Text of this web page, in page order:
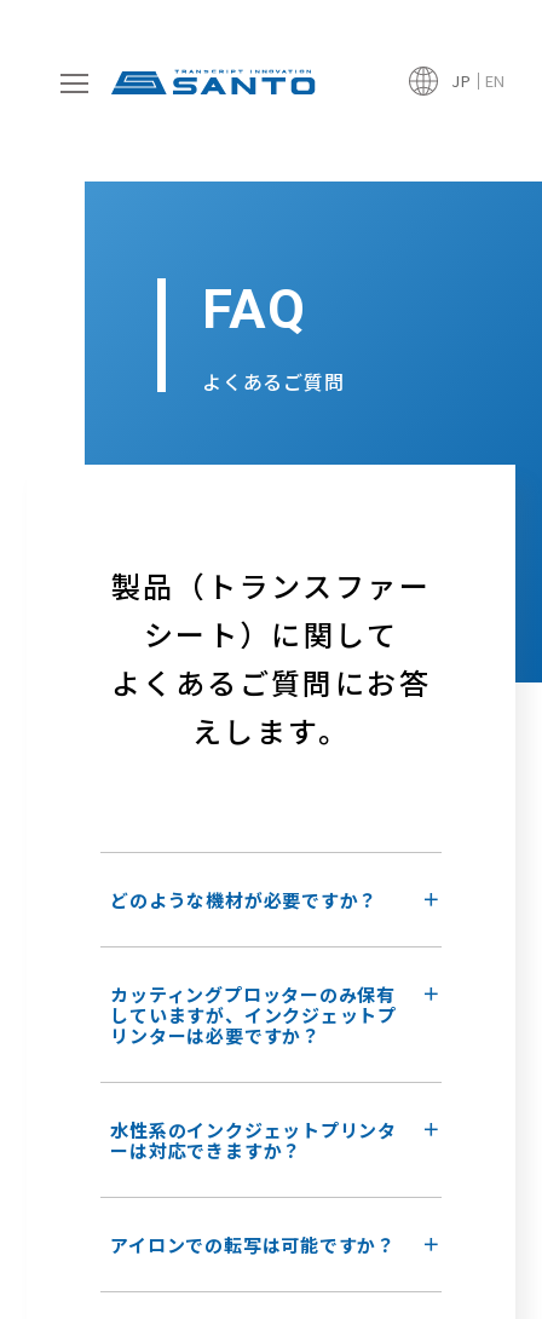
JP EN
FAQ
よくあるご質問
製品（トランスファー
シート）に関して
よくあるご質問にお答
えします。
どのような機材が必要ですか？
カッティングプロッターのみ保有
していますが、インクジェットプ
リンターは必要ですか？
水性系のインクジェットプリンタ
ーは対応できますか？
アイロンでの転写は可能ですか？